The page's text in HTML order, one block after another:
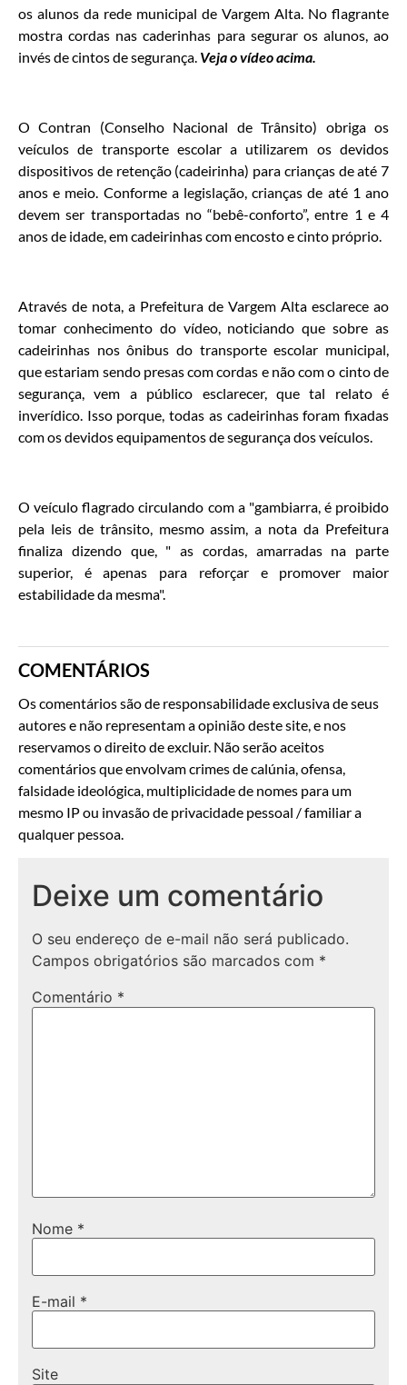
os alunos da rede municipal de Vargem Alta. No flagrante
mostra cordas nas caderinhas para segurar os alunos, ao
invés de cintos de segurança. Veja o vídeo acima.
O Contran (Conselho Nacional de Trânsito) obriga os
veículos de transporte escolar a utilizarem os devidos
dispositivos de retenção (cadeirinha) para crianças de até 7
anos e meio. Conforme a legislação, crianças de até 1 ano
devem ser transportadas no “bebê-conforto”, entre 1 e 4
anos de idade, em cadeirinhas com encosto e cinto próprio.
Através de nota, a Prefeitura de Vargem Alta esclarece ao
tomar conhecimento do vídeo, noticiando que sobre as
cadeirinhas nos ônibus do transporte escolar municipal,
que estariam sendo presas com cordas e não com o cinto de
segurança, vem a público esclarecer, que tal relato é
inverídico. Isso porque, todas as cadeirinhas foram fixadas
com os devidos equipamentos de segurança dos veículos.
O veículo flagrado circulando com a "gambiarra, é proibido
pela leis de trânsito, mesmo assim, a nota da Prefeitura
finaliza dizendo que, " as cordas, amarradas na parte
superior, é apenas para reforçar e promover maior
estabilidade da mesma".
COMENTÁRIOS
Os comentários são de responsabilidade exclusiva de seus
autores e não representam a opinião deste site, e nos
reservamos o direito de excluir. Não serão aceitos
comentários que envolvam crimes de calúnia, ofensa,
falsidade ideológica, multiplicidade de nomes para um
mesmo IP ou invasão de privacidade pessoal / familiar a
qualquer pessoa.
Deixe um comentário
O seu endereço de e-mail não será publicado.
Campos obrigatórios são marcados com *
Comentário *
Nome *
E-mail *
Site